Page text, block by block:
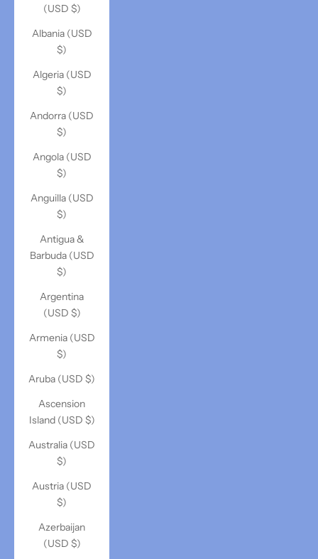
(USD $)
Albania (USD
$)
Algeria (USD
$)
Andorra (USD
$)
Angola (USD
$)
Anguilla (USD
$)
Antigua &
Barbuda (USD
$)
Argentina
(USD $)
Armenia (USD
$)
Aruba (USD $)
Ascension
Island (USD $)
Australia (USD
$)
Austria (USD
$)
Azerbaijan
(USD $)